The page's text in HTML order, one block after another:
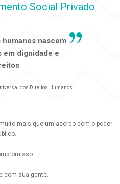
Social Privado
nascem
em dignidade e
dos Direitos Humanos
mais que um acordo com o poder
com sua gente.